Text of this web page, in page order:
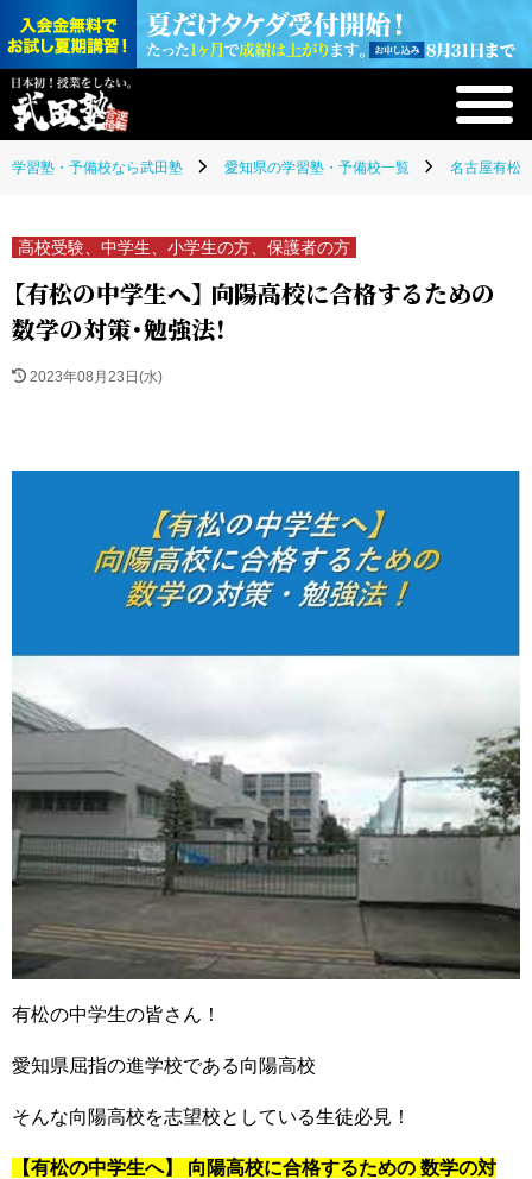
学習塾・予備校なら武田塾 愛知県の学習塾・予備校一覧 名古屋有松
高校受験、中学生、小学生の方、保護者の方
【有松の中学生へ】 向陽高校に合格するための
数学の対策・勉強法！
2023年08月23日(水)
有松の中学生の皆さん！
愛知県屈指の進学校である向陽高校
そんな向陽高校を志望校としている生徒必見！
【有松の中学生へ】 向陽高校に合格するための 数学の対